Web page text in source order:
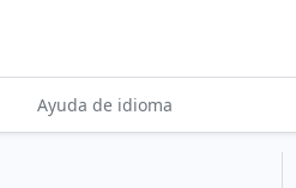
Ayuda de idioma